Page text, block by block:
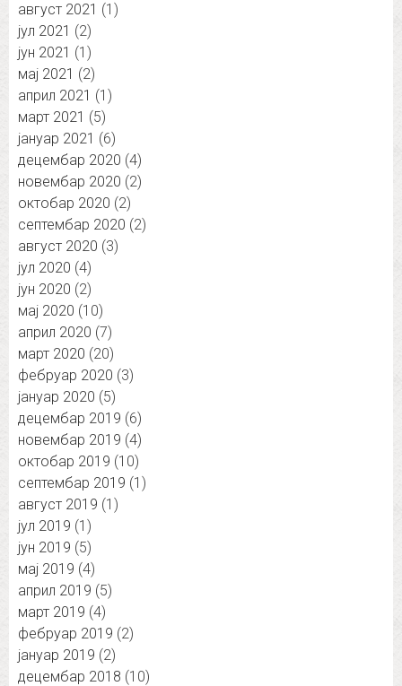
август 2021 (1)
јул 2021 (2)
јун 2021 (1)
мај 2021 (2)
април 2021 (1)
март 2021 (5)
јануар 2021 (6)
децембар 2020 (4)
новембар 2020 (2)
октобар 2020 (2)
септембар 2020 (2)
август 2020 (3)
јул 2020 (4)
јун 2020 (2)
мај 2020 (10)
април 2020 (7)
март 2020 (20)
фебруар 2020 (3)
јануар 2020 (5)
децембар 2019 (6)
новембар 2019 (4)
октобар 2019 (10)
септембар 2019 (1)
август 2019 (1)
јул 2019 (1)
јун 2019 (5)
мај 2019 (4)
април 2019 (5)
март 2019 (4)
фебруар 2019 (2)
јануар 2019 (2)
децембар 2018 (10)